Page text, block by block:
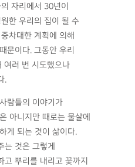
자리에서 30년이
한 우리의 집이 될 수
차대한 계획에 의해
문이다. 그동안 우리
여러 번 시도했으나
.
람들의 이야기가
아니지만 때로는 물살에
게 되는 것이 삶이다.
는 것은 그렇게
뿌리를 내리고 꽃까지